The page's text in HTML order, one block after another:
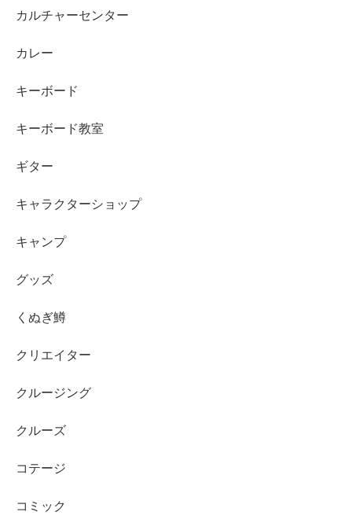
カルチャーセンター
カレー
キーボード
キーボード教室
ギター
キャラクターショップ
キャンプ
グッズ
くぬぎ鱒
クリエイター
クルージング
クルーズ
コテージ
コミック